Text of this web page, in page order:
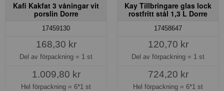
Kafi Kakfat 3 våningar vit
porslin Dorre
17459130
168,30 kr
Del av förpackning = 1 st
1.009,80 kr
Hel förpackning = 6*1 st
Kay Tillbringare glas lock
rostfritt stål 1,3 L Dorre
17458647
120,70 kr
Del av förpackning = 1 st
724,20 kr
Hel förpackning = 6*1 st